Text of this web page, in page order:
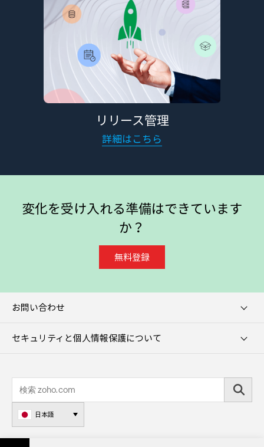
リリース管理
詳細はこちら
変化を受け入れる準備はできています
か？
無料登録
お問い合わせ
セキュリティと個人情報保護について
日本語